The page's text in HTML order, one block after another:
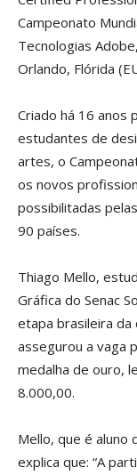
Campeonato
Tecnologias
Orlando, Flórida
Criado há 16 anos
estudantes de
artes, o
os novos
possibilitadas
90 países.
Thiago Mello,
Gráfica do Senac
etapa brasileira da
assegurou a vaga
medalha de ouro,
8.000,00.
Mello, que é aluno
explica que: “A